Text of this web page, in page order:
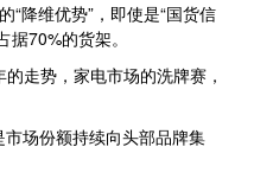
“降维优势”，即使是“国货信
70%的货架。
走势，家电市场的洗牌赛，
场份额持续向头部品牌集